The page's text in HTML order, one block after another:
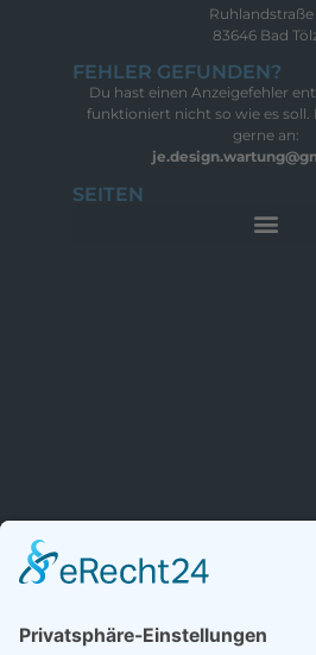
Ruhlandstraße
83646 Bad
FEHLER GEFUNDEN?
Du hast einen Anzeigefehler
funktioniert nicht so wie es soll.
gerne an:
SEITEN